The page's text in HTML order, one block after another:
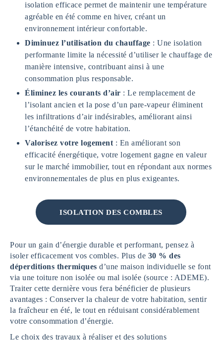
isolation efficace permet de maintenir une température
agréable en été comme en hiver, créant un
environnement intérieur confortable.
Diminuez l’utilisation du chauffage : Une isolation
performante limite la nécessité d’utiliser le chauffage de
manière intensive, contribuant ainsi à une
consommation plus responsable.
Éliminez les courants d’air : Le remplacement de
l’isolant ancien et la pose d’un pare-vapeur éliminent
les infiltrations d’air indésirables, améliorant ainsi
l’étanchéité de votre habitation.
Valorisez votre logement : En améliorant son
efficacité énergétique, votre logement gagne en valeur
sur le marché immobilier, tout en répondant aux normes
environnementales de plus en plus exigeantes.
ISOLATION DES COMBLES
Pour un gain d’énergie durable et performant, pensez à
isoler efficacement vos combles. Plus de 30 % des
déperditions thermiques d’une maison individuelle se font
via une toiture non isolée ou mal isolée (source : ADEME).
Traiter cette dernière vous fera bénéficier de plusieurs
avantages : Conserver la chaleur de votre habitation, sentir
la fraîcheur en été, le tout en réduisant considérablement
votre consommation d’énergie.
Le choix des travaux à réaliser et des solutions